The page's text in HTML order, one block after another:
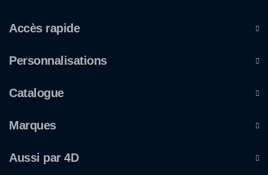
Accès rapide
Personnalisations
Catalogue
Marques
Aussi par 4D